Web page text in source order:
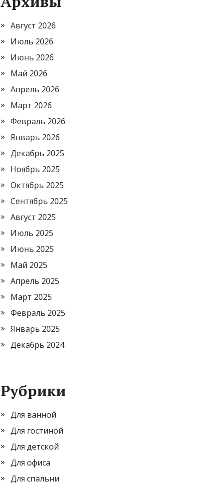
Август 2026
Июль 2026
Июнь 2026
Май 2026
Апрель 2026
Март 2026
Февраль 2026
Январь 2026
Декабрь 2025
Ноябрь 2025
Октябрь 2025
Сентябрь 2025
Август 2025
Июль 2025
Июнь 2025
Май 2025
Апрель 2025
Март 2025
Февраль 2025
Январь 2025
Декабрь 2024
Рубрики
Для ванной
Для гостиной
Для детской
Для офиса
Для спальни